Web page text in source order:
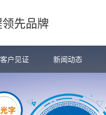
先品牌
客户见证 新闻动态